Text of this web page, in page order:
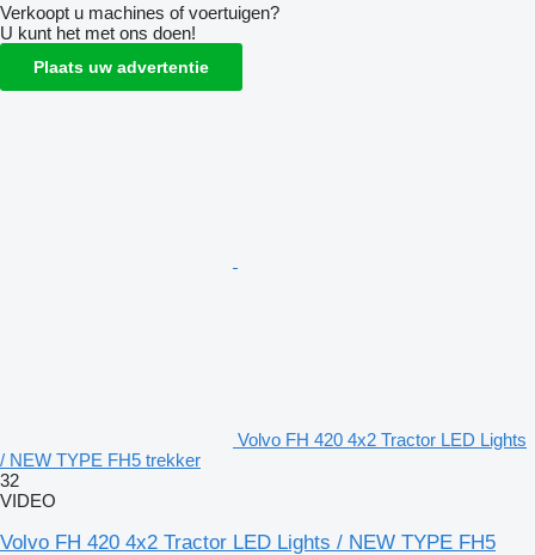
Verkoopt u machines of voertuigen?
U kunt het met ons doen!
Plaats uw advertentie
Volvo FH 420 4x2 Tractor LED Lights
/ NEW TYPE FH5 trekker
32
VIDEO
Volvo FH 420 4x2 Tractor LED Lights / NEW TYPE FH5